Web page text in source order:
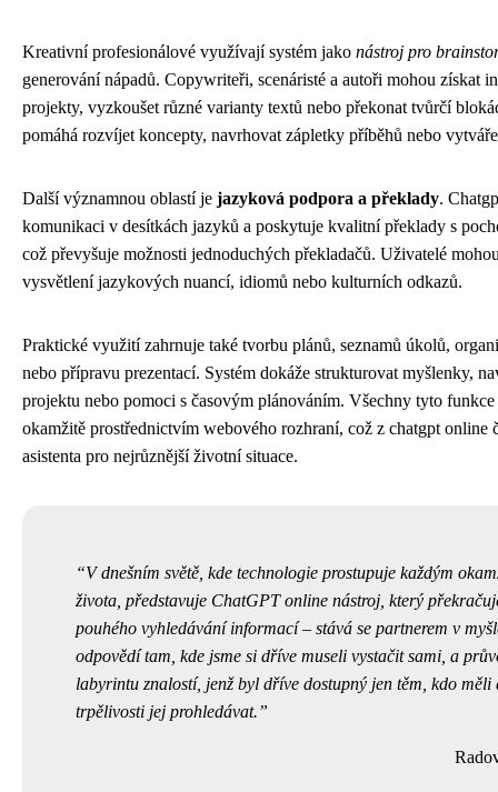
Kreativní profesionálové využívají systém jako nástroj pro
generování nápadů. Copywriteři, scenáristé a autoři mohou získat
projekty, vyzkoušet různé varianty textů nebo překonat tvůrčí
pomáhá rozvíjet koncepty, navrhovat zápletky příběhů nebo
Další významnou oblastí je jazyková podpora a překlady.
komunikaci v desítkách jazyků a poskytuje kvalitní překlady s
což převyšuje možnosti jednoduchých překladačů. Uživatelé
vysvětlení jazykových nuancí, idiomů nebo kulturních odkazů.
Praktické využití zahrnuje také tvorbu plánů, seznamů úkolů,
nebo přípravu prezentací. Systém dokáže strukturovat myšlenky,
projektu nebo pomoci s časovým plánováním. Všechny tyto funkce
okamžitě prostřednictvím webového rozhraní, což z chatgpt online
asistenta pro nejrůznější životní situace.
V dnešním světě, kde technologie prostupuje každým
života, představuje ChatGPT online nástroj, který
pouhého vyhledávání informací – stává se partnerem v
odpovědí tam, kde jsme si dříve museli vystačit sami, a
labyrintu znalostí, jenž byl dříve dostupný jen těm, kdo měli
trpělivosti jej prohledávat.